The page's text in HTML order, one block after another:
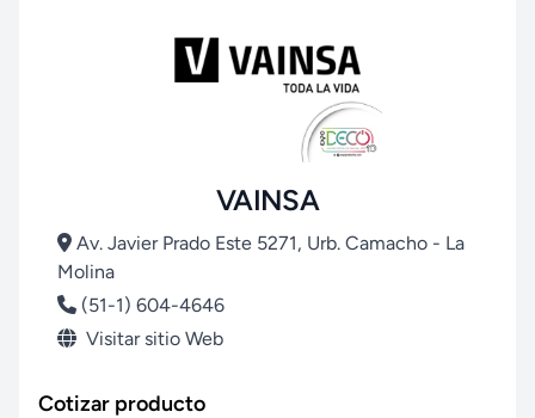
VAINSA
Av. Javier Prado Este 5271, Urb. Camacho - La
Molina
(51-1) 604-4646
Visitar sitio Web
Cotizar producto